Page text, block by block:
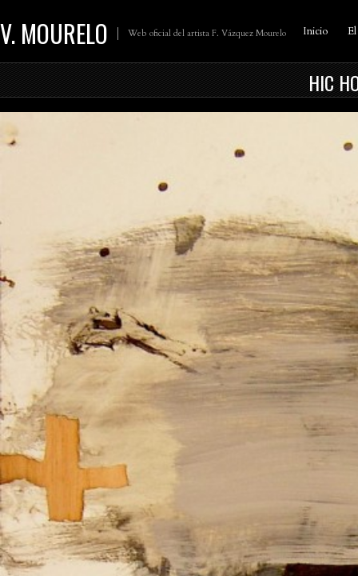
V. MOURELO Web oficial del artista F. Vázquez Mourelo Inicio
HIC